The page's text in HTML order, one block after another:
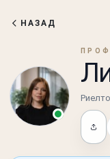
НАЗАД